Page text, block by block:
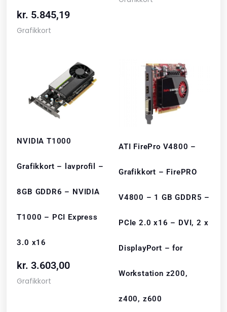
kr. 5.845,19
Grafikkort
NVIDIA T1000
Grafikkort – lavprofil –
8GB GDDR6 – NVIDIA
T1000 – PCI Express
3.0 x16
kr. 3.603,00
Grafikkort
ATI FirePro V4800 –
Grafikkort – FirePRO
V4800 – 1 GB GDDR5 –
PCIe 2.0 x16 – DVI, 2 x
DisplayPort – for
Workstation z200,
z400, z600